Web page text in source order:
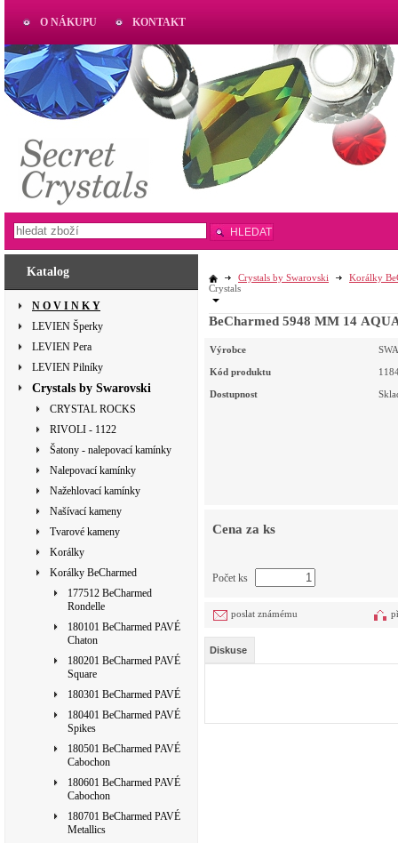
Katalog
N O V I N K Y
LEVIEN Šperky
LEVIEN Pera
LEVIEN Pilníky
Crystals by Swarovski
CRYSTAL ROCKS
RIVOLI - 1122
Šatony - nalepovací kamínky
Nalepovací kamínky
Nažehlovací kamínky
Našívací kameny
Tvarové kameny
Korálky
Korálky BeCharmed
177512 BeCharmed
Rondelle
180101 BeCharmed PAVÉ
Chaton
180201 BeCharmed PAVÉ
Square
180301 BeCharmed PAVÉ
180401 BeCharmed PAVÉ
Spikes
180501 BeCharmed PAVÉ
Cabochon
180601 BeCharmed PAVÉ
Cabochon
180701 BeCharmed PAVÉ
Metallics
Crystals by Swarovski
Korálky
Crystals
BeCharmed 5948 MM 14
Výrobce
Kód produktu
Dostupnost
Cena za ks
Počet ks
poslat známému
Diskuse
O NÁKUPU KONTAKT
AKTUAL
www.aktual-koralky.cz
HLEDAT